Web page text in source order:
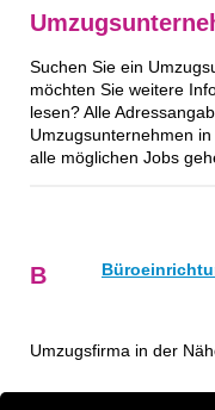
Suchen Sie ein
möchten Sie weitere
lesen? Alle
Umzugsunternehmen
alle möglichen Jobs
B
Umzugsfirma in der